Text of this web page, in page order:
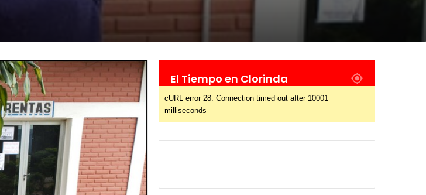
El Tiempo en Clorinda
cURL error 28: Connection timed out after 10001
milliseconds